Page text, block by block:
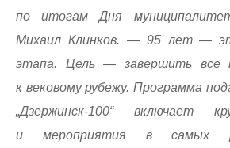
по итогам Дня
Михаил Клинков. — 95 лет —
этапа. Цель — завершить все
к вековому рубежу. Программа
„Дзержинск-100“ включает
и мероприятия в самых